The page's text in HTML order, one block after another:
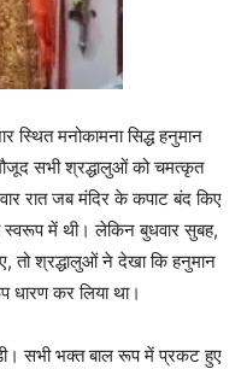
मनोकामना सिद्ध हनुमान
सभी श्रद्धालुओं को चमत्कृत
रात जब मंदिर के कपाट बंद किए
स्वरूप में थी। लेकिन बुधवार सुबह,
श्रद्धालुओं ने देखा कि हनुमान
धारण कर लिया था।
सभी भक्त बाल रूप में प्रकट हुए